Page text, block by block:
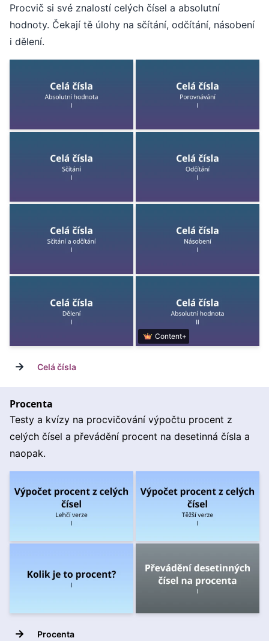
Procvič si své znalostí celých čísel a absolutní
hodnoty. Čekají tě úlohy na sčítání, odčítání, násobení
i dělení.
Content+
→ Celá čísla
Procenta
Testy a kvízy na procvičování výpočtu procent z
celých čísel a převádění procent na desetinná čísla a
naopak.
→ Procenta